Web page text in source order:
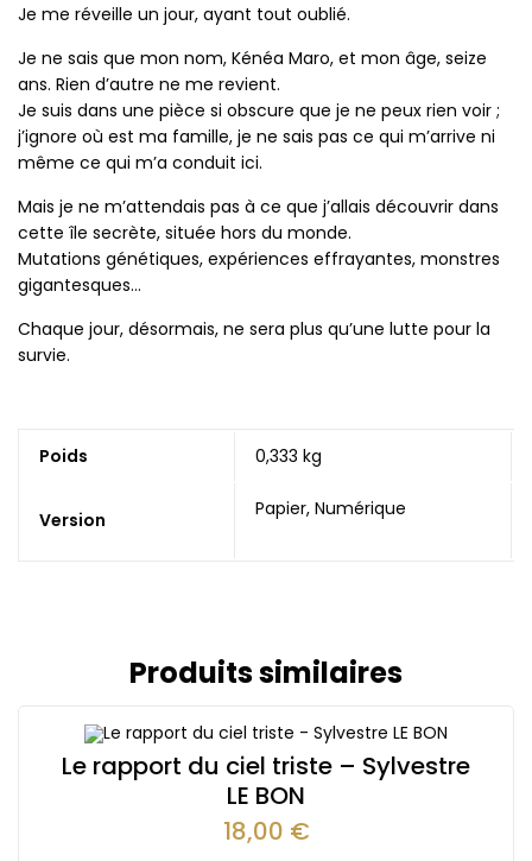
Je me réveille un jour, ayant tout oublié.
Je ne sais que mon nom, Kénéa Maro, et mon âge, seize
ans. Rien d’autre ne me revient.
Je suis dans une pièce si obscure que je ne peux rien voir ;
j’ignore où est ma famille, je ne sais pas ce qui m’arrive ni
même ce qui m’a conduit ici.
Mais je ne m’attendais pas à ce que j’allais découvrir dans
cette île secrète, située hors du monde.
Mutations génétiques, expériences effrayantes, monstres
gigantesques…
Chaque jour, désormais, ne sera plus qu’une lutte pour la
survie.
Poids 0,333 kg
Version Papier, Numérique
Produits similaires
Le rapport du ciel triste – Sylvestre
LE BON
18,00 €